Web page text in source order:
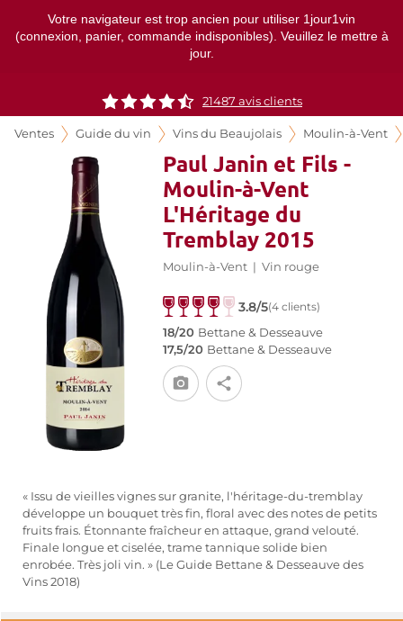
Votre navigateur est trop ancien pour utiliser 1jour1vin
(connexion, panier, commande indisponibles). Veuillez le mettre à
jour.
21487 avis clients
Ventes Guide du vin Vins du Beaujolais Moulin-à-Vent
Paul Janin et Fils -
Moulin-à-Vent
L'Héritage du
Tremblay 2015
Moulin-à-Vent | Vin rouge
3.8/5(4 clients)
18/20 Bettane & Desseauve
17,5/20 Bettane & Desseauve
« Issu de vieilles vignes sur granite, l'héritage-du-tremblay
développe un bouquet très fin, floral avec des notes de petits
fruits frais. Étonnante fraîcheur en attaque, grand velouté.
Finale longue et ciselée, trame tannique solide bien
enrobée. Très joli vin. » (Le Guide Bettane & Desseauve des
Vins 2018)